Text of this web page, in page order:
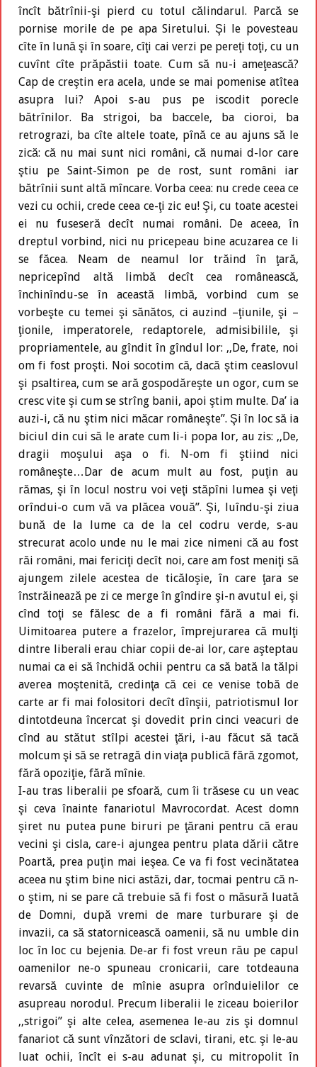
încît bătrînii-şi pierd cu totul călindarul. Parcă se
pornise morile de pe apa Siretului. Şi le povesteau
cîte în lună şi în soare, cîţi cai verzi pe pereţi toţi, cu un
cuvînt cîte prăpăstii toate. Cum să nu-i ameţească?
Cap de creştin era acela, unde se mai pomenise atîtea
asupra lui? Apoi s-au pus pe iscodit porecle
bătrînilor. Ba strigoi, ba baccele, ba cioroi, ba
retrograzi, ba cîte altele toate, pînă ce au ajuns să le
zică: că nu mai sunt nici români, că numai d-lor care
ştiu pe Saint-Simon pe de rost, sunt români iar
bătrînii sunt altă mîncare. Vorba ceea: nu crede ceea ce
vezi cu ochii, crede ceea ce-ţi zic eu! Şi, cu toate acestei
ei nu fuseseră decît numai români. De aceea, în
dreptul vorbind, nici nu pricepeau bine acuzarea ce li
se făcea. Neam de neamul lor trăind în ţară,
nepricepînd altă limbă decît cea românească,
închinîndu-se în această limbă, vorbind cum se
vorbeşte cu temei şi sănătos, ci auzind –ţiunile, şi –
ţionile, imperatorele, redaptorele, admisibilile, şi
propriamentele, au gîndit în gîndul lor: ,,De, frate, noi
om fi fost proşti. Noi socotim că, dacă ştim ceaslovul
şi psaltirea, cum se ară gospodăreşte un ogor, cum se
cresc vite şi cum se strîng banii, apoi ştim multe. Da’ ia
auzi-i, că nu ştim nici măcar româneşte”. Şi în loc să ia
biciul din cui să le arate cum li-i popa lor, au zis: ,,De,
dragii moşului aşa o fi. N-om fi ştiind nici
româneşte…Dar de acum mult au fost, puţin au
rămas, şi în locul nostru voi veţi stăpîni lumea şi veţi
orîndui-o cum vă va plăcea vouă”. Şi, luîndu-şi ziua
bună de la lume ca de la cel codru verde, s-au
strecurat acolo unde nu le mai zice nimeni că au fost
răi români, mai fericiţi decît noi, care am fost meniţi să
ajungem zilele acestea de ticăloşie, în care ţara se
înstrăinează pe zi ce merge în gîndire şi-n avutul ei, şi
cînd toţi se fălesc de a fi români fără a mai fi.
Uimitoarea putere a frazelor, împrejurarea că mulţi
dintre liberali erau chiar copii de-ai lor, care aşteptau
numai ca ei să închidă ochii pentru ca să bată la tălpi
averea moştenită, credinţa că cei ce venise tobă de
carte ar fi mai folositori decît dînşii, patriotismul lor
dintotdeuna încercat şi dovedit prin cinci veacuri de
cînd au stătut stîlpi acestei ţări, i-au făcut să tacă
molcum şi să se retragă din viaţa publică fără zgomot,
fără opoziţie, fără mînie.
I-au tras liberalii pe sfoară, cum îi trăsese cu un veac
şi ceva înainte fanariotul Mavrocordat. Acest domn
şiret nu putea pune biruri pe ţărani pentru că erau
vecini şi cisla, care-i ajungea pentru plata dării către
Poartă, prea puţin mai ieşea. Ce va fi fost vecinătatea
aceea nu ştim bine nici astăzi, dar, tocmai pentru că n-
o ştim, ni se pare că trebuie să fi fost o măsură luată
de Domni, după vremi de mare turburare şi de
invazii, ca să statornicească oamenii, să nu umble din
loc în loc cu bejenia. De-ar fi fost vreun rău pe capul
oamenilor ne-o spuneau cronicarii, care totdeauna
revarsă cuvinte de mînie asupra orînduielilor ce
asupreau norodul. Precum liberalii le ziceau boierilor
,,strigoi” şi alte celea, asemenea le-au zis şi domnul
fanariot că sunt vînzători de sclavi, tirani, etc. şi le-au
luat ochii, încît ei s-au adunat şi, cu mitropolit în